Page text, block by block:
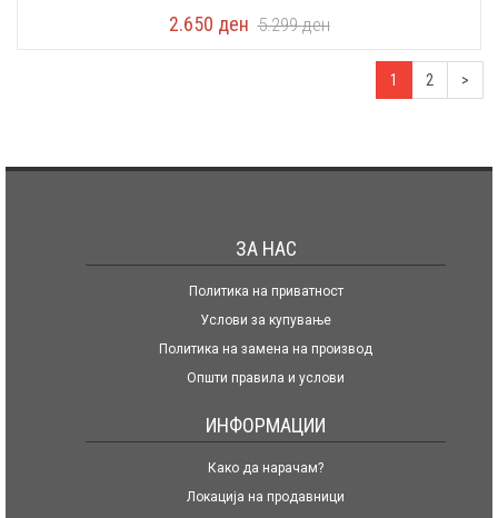
2.650 ден 5.299ден
1 2 >
ЗА НАС
Политика на приватност
Услови за купување
Политика на замена на производ
Општи правила и услови
ИНФОРМАЦИИ
Како да нарачам?
Локација на продавници